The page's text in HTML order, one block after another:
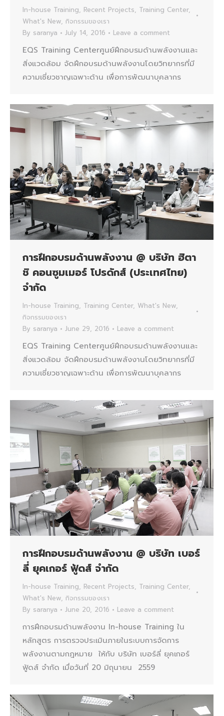
In-house Training, Recent Projects, Training Center,
What's New, กิจกรรมของเรา
By saranya July 14, 2016 Leave a comment
EQS Training Centerศูนย์ฝึกอบรมด้านพลังงานและ
สิ่งแวดล้อม จัดฝึกอบรมด้านพลังงานโดยวิทยากรที่มี
ความเชี่ยวชาญเฉพาะด้าน เพื่อการพัฒนาบุคลากร
การฝึกอบรมด้านพลังงาน @ บริษัท ฮิตา
ชิ คอนซูมเมอร์ โปรดักส์ (ประเทศไทย)
จำกัด
In-house Training, Training Center, What's New,
กิจกรรมของเรา
By saranya June 29, 2016 Leave a comment
EQS Training Centerศูนย์ฝึกอบรมด้านพลังงานและ
สิ่งแวดล้อม จัดฝึกอบรมด้านพลังงานโดยวิทยากรที่มี
ความเชี่ยวชาญเฉพาะด้าน เพื่อการพัฒนาบุคลากร
การฝึกอบรมด้านพลังงาน @ บริษัท เบอร์
ลี่ ยุคเกอร์ ฟู้ดส์ จำกัด
In-house Training, Recent Projects, Training Center,
What's New, กิจกรรมของเรา
By saranya June 20, 2016 Leave a comment
การฝึกอบรมด้านพลังงาน In-house Training ใน
หลักสูตร การตรวจประเมินภายในระบบการจัดการ
พลังงานตามกฎหมาย ให้กับ บริษัท เบอร์ลี่ ยุคเกอร์
ฟู้ดส์ จำกัด เมื่อวันที่ 20 มิถุนายน 2559